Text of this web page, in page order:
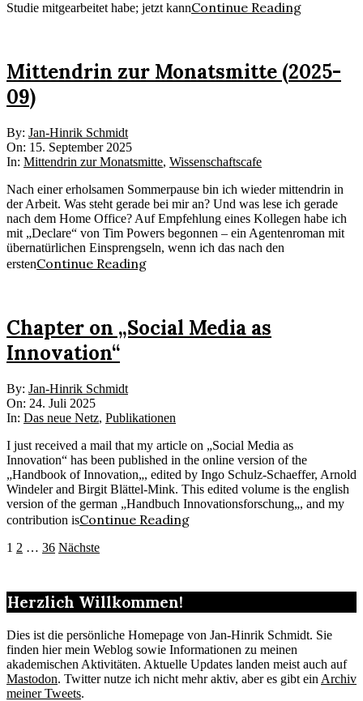
Studie mitgearbeitet habe; jetzt kannContinue Reading
Mittendrin zur Monatsmitte (2025-
09)
2025-
09-
15
By: Jan-Hinrik Schmidt
On: 15. September 2025
In: Mittendrin zur Monatsmitte, Wissenschaftscafe
Nach einer erholsamen Sommerpause bin ich wieder mittendrin in
der Arbeit. Was steht gerade bei mir an? Und was lese ich gerade
nach dem Home Office? Auf Empfehlung eines Kollegen habe ich
mit „Declare“ von Tim Powers begonnen – ein Agentenroman mit
übernatürlichen Einsprengseln, wenn ich das nach den
erstenContinue Reading
Chapter on „Social Media as
Innovation“
2025-
07-
24
By: Jan-Hinrik Schmidt
On: 24. Juli 2025
In: Das neue Netz, Publikationen
I just received a mail that my article on „Social Media as
Innovation“ has been published in the online version of the
„Handbook of Innovation„, edited by Ingo Schulz-Schaeffer, Arnold
Windeler and Birgit Blättel-Mink. This edited volume is the english
version of the german „Handbuch Innovationsforschung„, and my
contribution isContinue Reading
Seitennummerierung
Beiträge
1 2 … 36 Nächste
Herzlich Willkommen!
Dies ist die persönliche Homepage von Jan-Hinrik Schmidt. Sie
finden hier mein Weblog sowie Informationen zu meinen
akademischen Aktivitäten. Aktuelle Updates landen meist auch auf
Mastodon. Twitter nutze ich nicht mehr aktiv, aber es gibt ein Archiv
meiner Tweets.